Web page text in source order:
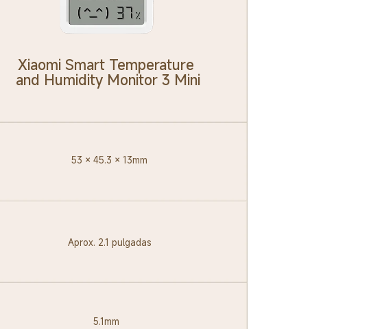
Xiaomi Smart Temperature
and Humidity Monitor 3 Mini
53 × 45.3 × 13mm
Aprox. 2.1 pulgadas
5.1mm